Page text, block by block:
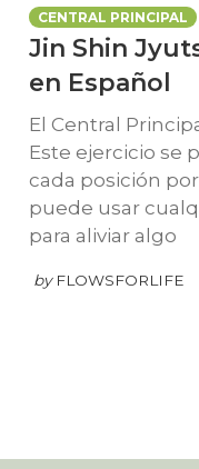
CENTRAL PRINCIPAL
Jin Shin
en Español
El Central
Este ejercicio se
cada posición
puede usar
para aliviar algo
by FLOWSFORLIFE